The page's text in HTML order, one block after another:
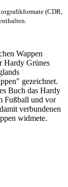
(CDR,
Wappen
Hardy Grünes
gezeichnet.
Buch das Hardy
Fußball und vor
verbundenen
widmete.